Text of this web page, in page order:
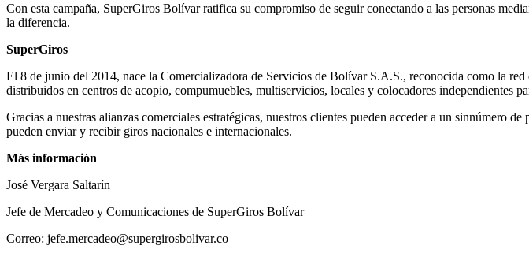
Con esta campaña, SuperGiros Bolívar ratifica su compromiso de seguir conectando a las personas
la diferencia.
SuperGiros
El 8 de junio del 2014, nace la Comercializadora de Servicios de Bolívar S.A.S., reconocida como la
distribuidos en centros de acopio, compumuebles, multiservicios, locales y colocadores independientes
Gracias a nuestras alianzas comerciales estratégicas, nuestros clientes pueden acceder a un sinnúmero
pueden enviar y recibir giros nacionales e internacionales.
Más información
José Vergara Saltarín
Jefe de Mercadeo y Comunicaciones de SuperGiros Bolívar
Correo: jefe.mercadeo@supergirosbolivar.co